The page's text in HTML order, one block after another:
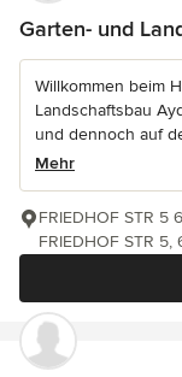
Garten- und
Willkommen beim
Landschaftsbau
und dennoch auf
Mehr
FRIEDHOF STR 5
FRIEDHOF STR